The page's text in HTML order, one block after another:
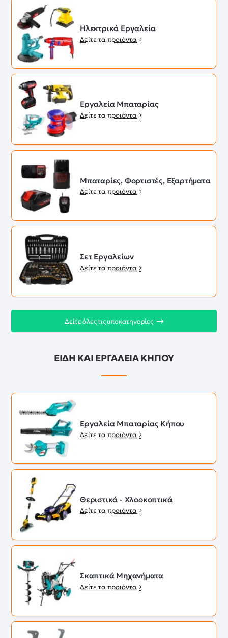
Ηλεκτρικά Εργαλεία
Δείτε τα προιόντα
Εργαλεία Μπαταρίας
Δείτε τα προιόντα
Μπαταρίες, Φορτιστές, Εξαρτήματα
Δείτε τα προιόντα
Σετ Εργαλείων
Δείτε τα προιόντα
Δείτε όλες τις υποκατηγορίες
ΕΙΔΗ ΚΑΙ ΕΡΓΑΛΕΙΑ ΚΗΠΟΥ
Εργαλεία Μπαταρίας Κήπου
Δείτε τα προιόντα
Θεριστικά - Χλοοκοπτικά
Δείτε τα προιόντα
Σκαπτικά Μηχανήματα
Δείτε τα προιόντα